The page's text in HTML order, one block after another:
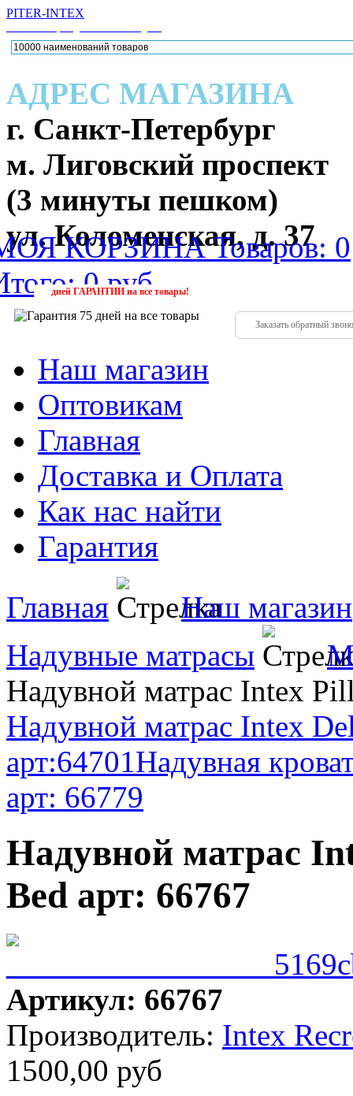
PITER-INTEX
АДРЕС МАГАЗИНА
г. Санкт-Петербург
м. Лиговский проспект
(3 минуты пешком)
ул. Коломенская, д. 37
Заказать обратный
КОРЗИНА Товаров: 0
0 руб.
дней ГАРАНТИИ на все товары!
Наш магазин
Оптовикам
Главная
Доставка и Оплата
Как нас найти
Гарантия
Главная
Наш магазин
Надувные матрасы
Надувной матрас Intex
Надувной матрас Intex
арт:64701Надувная
арт: 66779
Надувной матрас
Bed арт: 66767
Артикул: 66767
Производитель: Intex
1500,00 руб